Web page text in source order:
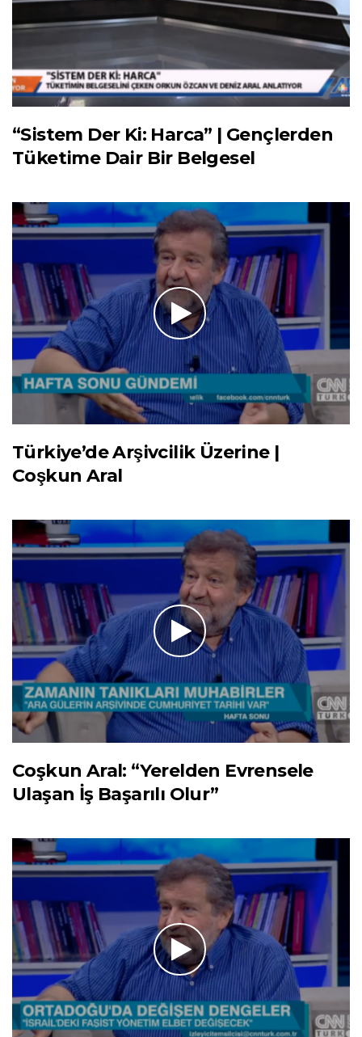
“Sistem Der Ki: Harca” | Gençlerden
Tüketime Dair Bir Belgesel
Türkiye’de Arşivcilik Üzerine |
Coşkun Aral
Coşkun Aral: “Yerelden Evrensele
Ulaşan İş Başarılı Olur”